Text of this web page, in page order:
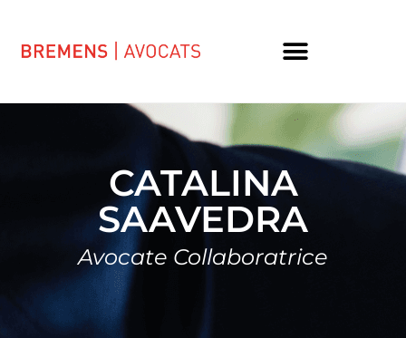
CATALINA
SAAVEDRA
Avocate Collaboratrice